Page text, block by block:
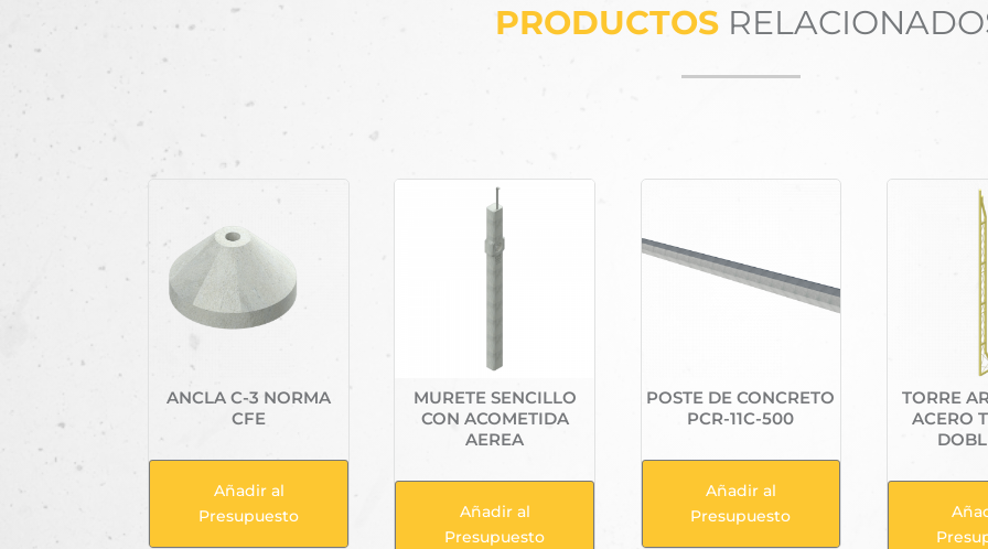
PRODUCTOS
ANCLA C-3 NORMA
CFE
Añadir al
Presupuesto
MURETE SENCILLO
CON ACOMETIDA
AEREA
Añadir al
Presupuesto
POSTE DE CONCRETO
PCR-11C-500
Añadir al
Presupuesto
TORRE
ACERO